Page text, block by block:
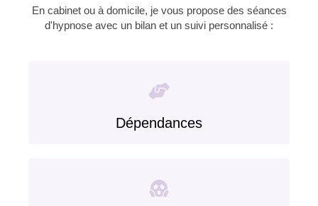
En cabinet ou à domicile, je vous propose des séances
d'hypnose avec un bilan et un suivi personnalisé :
Dépendances